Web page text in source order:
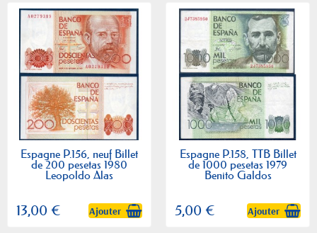
Espagne P.156, neuf Billet
de 200 pesetas 1980
Leopoldo Alas
13,00 € Ajouter
Espagne P.158, TTB Billet
de 1000 pesetas 1979
Benito Galdos
5,00 € Ajouter